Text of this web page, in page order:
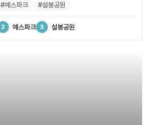
#예스파크 #설봉공원
예스파크 설봉공원